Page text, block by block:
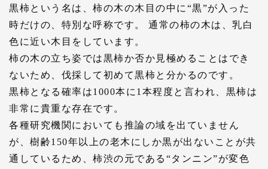
黒柿という名は、柿の木の木目の中に“黒”が入った
時だけの、特別な呼称です。 通常の柿の木は、乳白
色に近い木目をしています。
柿の木の立ち姿では黒柿か否か見極めることはでき
ないため、伐採して初めて黒柿と分かるのです。
黒柿となる確率は1000本に1本程度と言われ、黒柿は
非常に貴重な存在です。
各種研究機関においても推論の域を出ていません
が、樹齢150年以上の老木にしか黒が出ないことが共
通しているため、柿渋の元である“タンニン”が変色